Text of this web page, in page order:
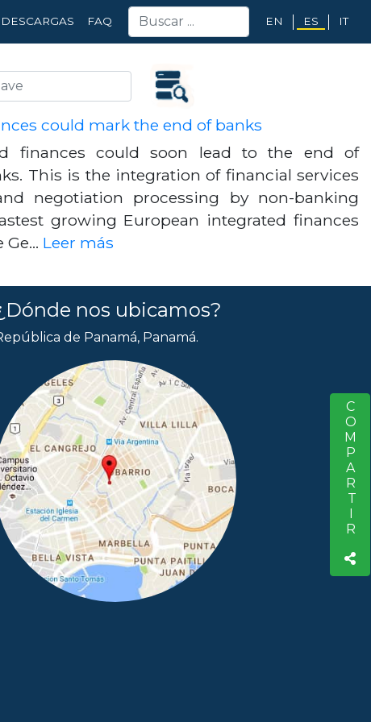
DESCARGAS FAQ EN ES IT
could mark the end of banks
finances could soon lead to the end of
This is the integration of financial services
negotiation processing by non-banking
growing European integrated finances
Ge… Leer más
COMPARTIR
nos ubicamos?
de Panamá, Panamá.